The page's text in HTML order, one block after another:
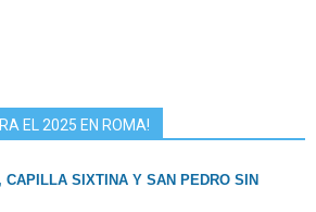
EL 2025 EN ROMA!
CAPILLA SIXTINA Y SAN PEDRO SIN